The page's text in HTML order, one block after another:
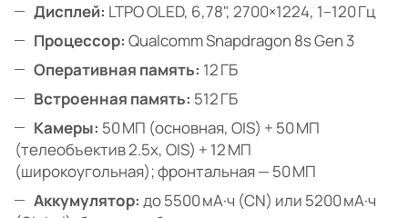
Дисплей: LTPO OLED, 6,78", 2700×1224, 1–120 Гц
Процессор: Qualcomm Snapdragon 8s Gen 3
Оперативная память: 12 ГБ
Встроенная память: 512 ГБ
Камеры: 50 МП (основная, OIS) + 50 МП
(телеобъектив 2.5x, OIS) + 12 МП
(широкоугольная); фронтальная — 50 МП
Аккумулятор: до 5500 мА·ч (CN) или 5200 мА·ч